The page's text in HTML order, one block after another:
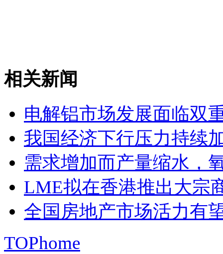
相关新闻
电解铝市场发展面临双
我国经济下行压力持续
需求增加而产量缩水，
LME拟在香港推出大宗
全国房地产市场活力有
TOPhome